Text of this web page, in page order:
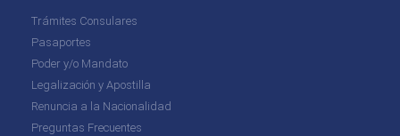
Trámites Consulares
Pasaportes
Poder y/o Mandato
Legalización y Apostilla
Renuncia a la Nacionalidad
Preguntas Frecuentes